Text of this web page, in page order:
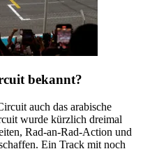
bekannt?
auch das arabische
wurde kürzlich dreimal
Rad-an-Rad-Action und
Ein Track mit noch